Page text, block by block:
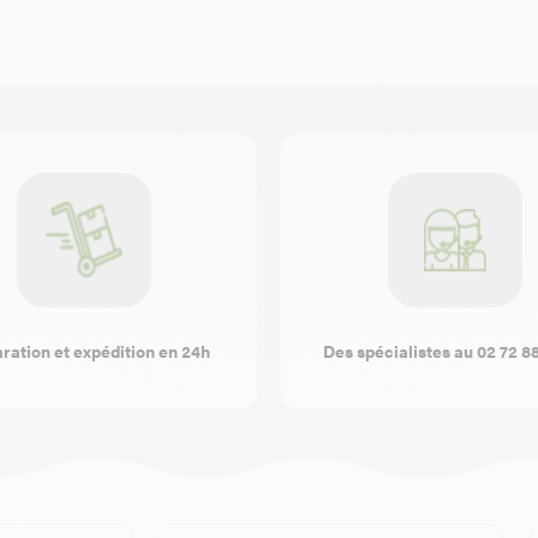
et expédition en 24h Des spécialistes au 02 72